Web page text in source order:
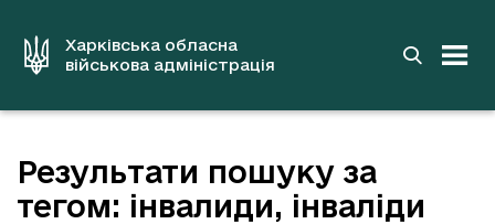
вмістуХарківська обласна
військова адміністрація
Результати пошуку за
тегом: інвалиди, інваліди